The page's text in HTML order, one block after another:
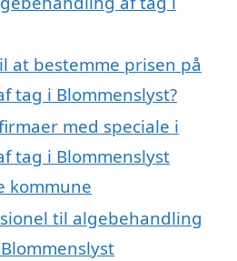
at bestemme prisen på
tag i Blommenslyst?
med speciale i
tag i Blommenslyst
kommune
til algebehandling